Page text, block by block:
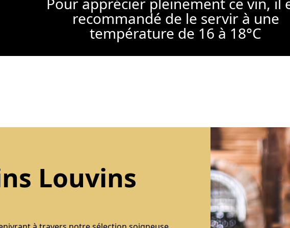
recommandé de le servir à une
température de 16 à 18°C
Louvins